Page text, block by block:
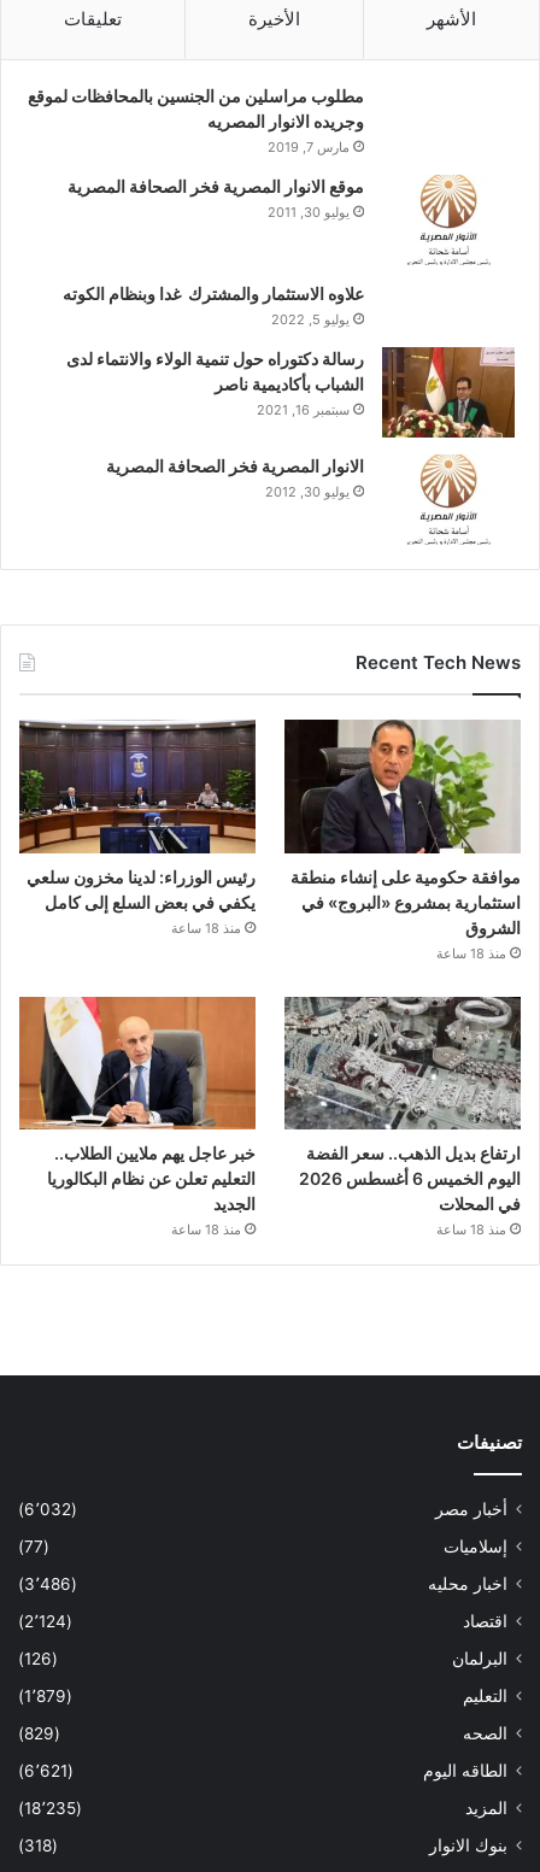
الأشهر الأخيرة تعليقات
مطلوب مراسلين من الجنسين بالمحافظات لموقع
وجريده الانوار المصريه
مارس 7, 2019
موقع الانوار المصرية فخر الصحافة المصرية
يوليو 30, 2011
علاوه الاستثمار والمشترك غدا وبنظام الكوته
يوليو 5, 2022
رسالة دكتوراه حول تنمية الولاء والانتماء لدى
الشباب بأكاديمية ناصر
سبتمبر 16, 2021
الانوار المصرية فخر الصحافة المصرية
يوليو 30, 2012
Recent Tech News
موافقة حكومية على إنشاء منطقة
استثمارية بمشروع «البروج» في
الشروق
منذ 18 ساعة
رئيس الوزراء: لدينا مخزون سلعي
يكفي في بعض السلع إلى كامل
منذ 18 ساعة
ارتفاع بديل الذهب.. سعر الفضة
اليوم الخميس 6 أغسطس 2026
في المحلات
منذ 18 ساعة
خبر عاجل يهم ملايين الطلاب..
التعليم تعلن عن نظام البكالوريا
الجديد
منذ 18 ساعة
تصنيفات
أخبار مصر
(6٬032)
إسلاميات
(77)
اخبار محليه
(3٬486)
اقتصاد
(2٬124)
البرلمان
(126)
التعليم
(1٬879)
الصحه
(829)
الطاقه اليوم
(6٬621)
المزيد
(18٬235)
بنوك الانوار
(318)